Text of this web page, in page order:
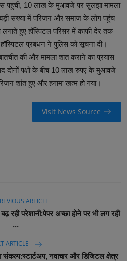
पहुंची, 10 लाख के मुआवजे पर सुलझा मामला
बड़ी संख्या में परिजन और समाज के लोग पहुंच
लगाते हुए हॉस्पिटल परिसर में काफी देर तक
हॉस्पिटल प्रबंधन ने पुलिस को सूचना दी।
की और मामला शांत कराने का प्रयास
दोनों पक्षों के बीच 10 लाख रुपए के मुआवजे
शांत हुए और हंगामा खत्म हो गया।
Visit News Source
ARTICLE
परेशानी:पेपर अच्छा होने पर भी लग रही
...
ARTICLE
संकल्प:स्टार्टअप, नवाचार और डिजिटल क्षेत्र